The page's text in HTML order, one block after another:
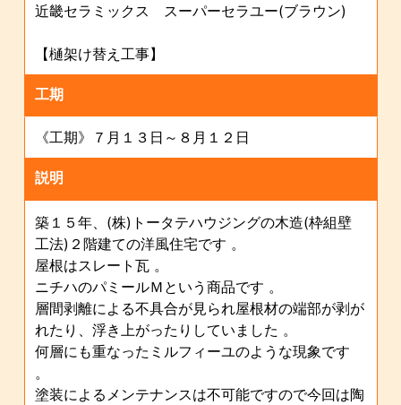
近畿セラミックス スーパーセラユー(ブラウン)
【樋架け替え工事】
工期
《工期》７月１３日～８月１２日
説明
築１５年、(株)トータテハウジングの木造(枠組壁
工法)２階建ての洋風住宅です 。
屋根はスレート瓦 。
ニチハのパミールＭという商品です 。
層間剥離による不具合が見られ屋根材の端部が剥が
れたり、浮き上がったりしていました 。
何層にも重なったミルフィーユのような現象です
。
塗装によるメンテナンスは不可能ですので今回は陶